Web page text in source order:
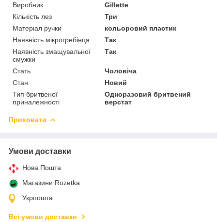
Виробник
Gillette
Кількість лез
Три
Матеріал ручки
кольоровий пластик
Наявність мікрогребінця
Так
Наявність змащувальної
смужки
Так
Стать
Чоловіча
Стан
Новий
Тип бритвеної
приналежності
Одноразовий бритвений
верстат
Приховати
Умови доставки
Нова Пошта
Магазини Rozetka
Укрпошта
Всі умови доставки